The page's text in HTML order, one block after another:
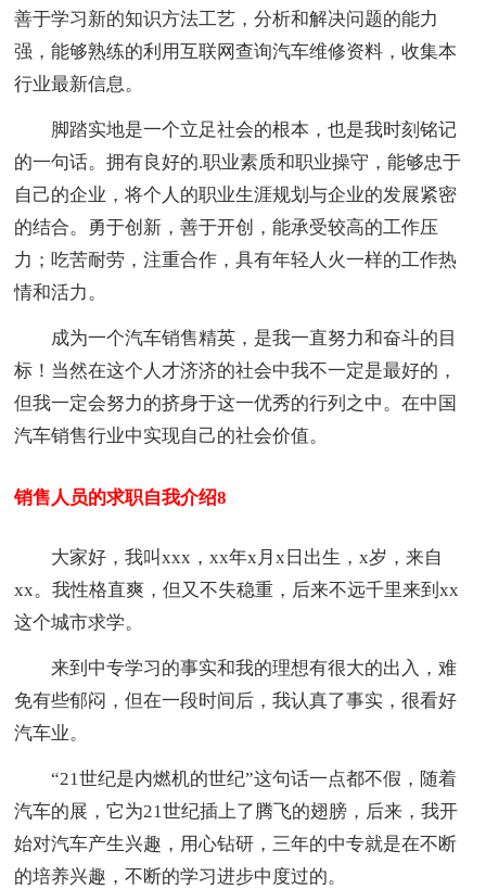
善于学习新的知识方法工艺，分析和解决问题的能力
强，能够熟练的利用互联网查询汽车维修资料，收集本
行业最新信息。
脚踏实地是一个立足社会的根本，也是我时刻铭记
的一句话。拥有良好的.职业素质和职业操守，能够忠于
自己的企业，将个人的职业生涯规划与企业的发展紧密
的结合。勇于创新，善于开创，能承受较高的工作压
力；吃苦耐劳，注重合作，具有年轻人火一样的工作热
情和活力。
成为一个汽车销售精英，是我一直努力和奋斗的目
标！当然在这个人才济济的社会中我不一定是最好的，
但我一定会努力的挤身于这一优秀的行列之中。在中国
汽车销售行业中实现自己的社会价值。
销售人员的求职自我介绍8
大家好，我叫xxx，xx年x月x日出生，x岁，来自
xx。我性格直爽，但又不失稳重，后来不远千里来到xx
这个城市求学。
来到中专学习的事实和我的理想有很大的出入，难
免有些郁闷，但在一段时间后，我认真了事实，很看好
汽车业。
“21世纪是内燃机的世纪”这句话一点都不假，随着
汽车的展，它为21世纪插上了腾飞的翅膀，后来，我开
始对汽车产生兴趣，用心钻研，三年的中专就是在不断
的培养兴趣，不断的学习进步中度过的。